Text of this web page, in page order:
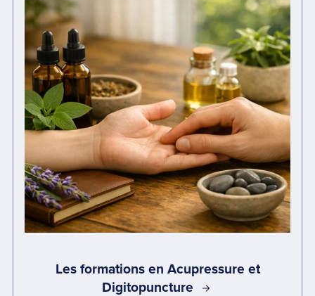
Les formations en Acupressure et
Digitopuncture